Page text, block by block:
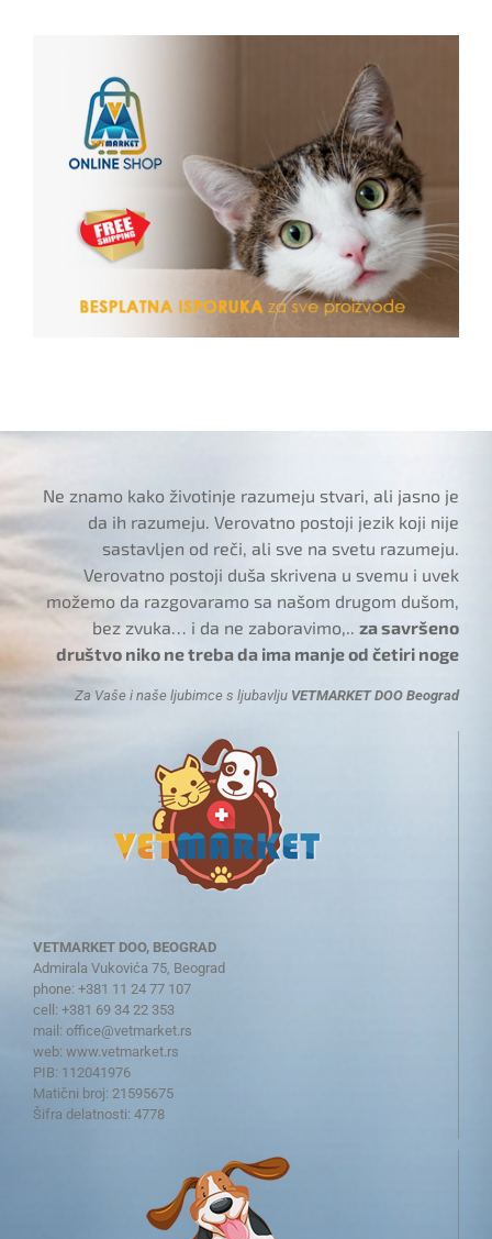
Ne znamo kako životinje razumeju stvari, ali jasno je
da ih razumeju. Verovatno postoji jezik koji nije
sastavljen od reči, ali sve na svetu razumeju.
Verovatno postoji duša skrivena u svemu i uvek
možemo da razgovaramo sa našom drugom dušom,
bez zvuka… i da ne zaboravimo,..za savršeno
društvo niko ne treba da ima manje od četiri noge
Za Vaše i naše ljubimce s ljubavlju VETMARKET DOO Beograd
VETMARKET DOO, BEOGRAD
Admirala Vukovića 75, Beograd
phone: +381 11 24 77 107
cell: +381 69 34 22 353
mail: office@vetmarket.rs
web: www.vetmarket.rs
PIB: 112041976
Matični broj: 21595675
Šifra delatnosti: 4778